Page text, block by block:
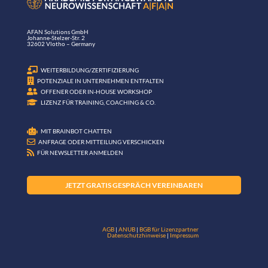
AFAN Solutions GmbH
Johanne-Stelzer-Str. 2
32602 Vlotho – Germany
 WEITERBILDUNG/ZERTIFIZIERUNG
 POTENZIALE IN UNTERNEHMEN ENTFALTEN
 OFFENER ODER IN-HOUSE WORKSHOP
 LIZENZ FÜR TRAINING, COACHING & CO.
 MIT BRAINBOT CHATTEN
 ANFRAGE ODER MITTEILUNG VERSCHICKEN
 FÜR NEWSLETTER ANMELDEN
JETZT GRATIS GESPRÄCH VEREINBAREN
AGB| ANUB| BGB für Lizenzpartner
Datenschutzhinweise| Impressum